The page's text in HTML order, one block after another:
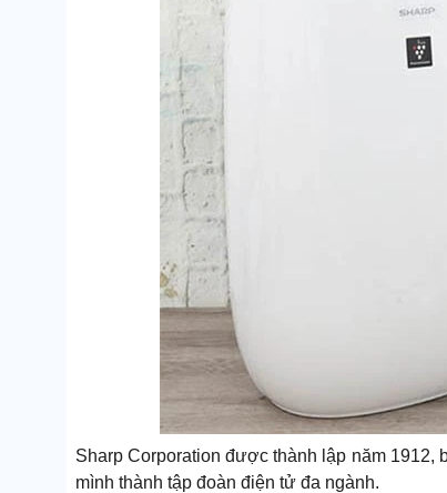
Sharp Corporation được thành lập năm
mình thành tập đoàn điện tử đa ngành.